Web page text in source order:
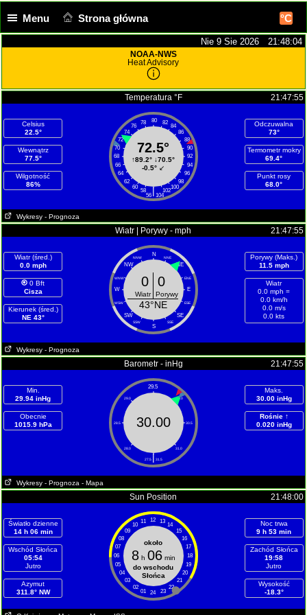
Menu Strona główna °C
Nie 9 Sie 2026 21:48:04
NOAA-NWS
Heat Advisory
Temperatura °F 21:47:55
Celsius
22.5°
Wewnątrz
77.5°
Wilgotność
86%
80
78 82
76
84
74
86
72
88
70
90
68
92
66
94
64
96
62
98
60
100
58 102
56 104
|
72.5°
↑89.2° ↓70.5°
-0.5° ↙
Odczuwalna
73°
Termometr mokry
69.4°
Punkt rosy
68.0°
Wykresy - Prognoza
Wiatr | Porywy - mph 21:47:55
Wiatr (śred.)
0.0 mph
0 Bft
Cisza
Kierunek (śred.)
NE 43°
N
NW
NE
W E
SW
SE
S
NNW NNE
WNW ENE
WSW ESE
SSW SSE
0 0
Wiatr Porywy
43°NE
Porywy (Maks.)
11.5 mph
Wiatr
0.0 mph =
0.0 km/h
0.0 m/s
0.0 kts
Wykresy - Prognoza
Barometr - inHg 21:47:55
Min.
29.94 inHg
Obecnie
1015.9 hPa
29.5
29.0 30.0
28.5 30.5
28.0 31.0
27.5 31.5
|
30.00
Maks.
30.00 inHg
Rośnie ↑
0.020 inHg
Wykresy - Prognoza - Mapa
Sun Position 21:48:00
Światło dzienne
14 h 06 min
Wschód Słońca
05:54
Jutro
Azymut
311.8° NW
12
11 13
10
14
09
15
08
16
07
17
06
18
05
19
04
20
03
21
02
22
01 23
24
około
8h 06min
do wschodu
Słońca
Noc trwa
9 h 53 min
Zachód Słońca
19:58
Jutro
Wysokość
-18.3°